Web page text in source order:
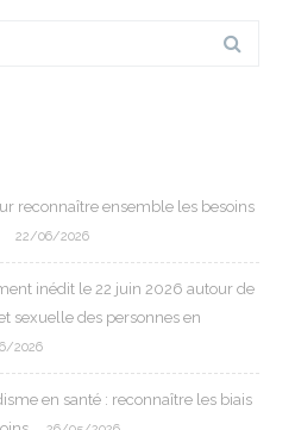
reconnaître ensemble les besoins
22/06/2026
inédit le 22 juin 2026 autour de
sexuelle des personnes en
2026
en santé : reconnaître les biais